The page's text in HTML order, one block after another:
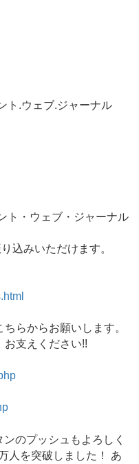
ト.ウェブ.ジャーナル
ト・ウェブ・ジャーナル
込みいただけます。
らからお願いします。
お支えください!!
のプッシュもよろしく
人を突破しました！ あ